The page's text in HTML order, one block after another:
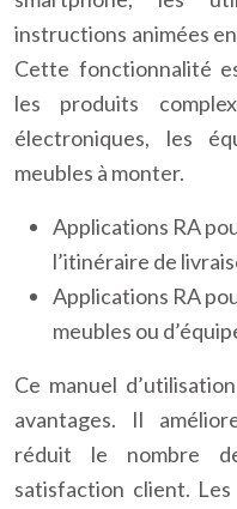
instructions animées
Cette fonctionnalité
les produits
électroniques, les
meubles à monter.
Applications RA
l’itinéraire de
Applications RA
meubles ou
Ce manuel
avantages. Il
réduit le nombre
satisfaction client.